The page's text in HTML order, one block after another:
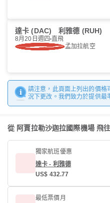
達卡 (DAC) 利雅德 (RUH)
8月20日週四 直飛
孟加拉航空
請注意，此頁面上列出的價格
況下更改。我們致力於提供最
從 阿賈拉勒沙迦拉國際機場 飛
獨家航班優惠
達卡 - 利雅德
US$ 432.77
最低票價月